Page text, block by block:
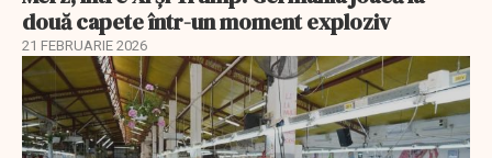
două capete într-un moment exploziv
21 FEBRUARIE 2026